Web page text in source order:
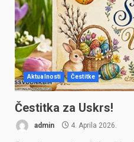
Aktualnosti Čestitke
Čestitka za Uskrs!
admin 4. Aprila 2026.